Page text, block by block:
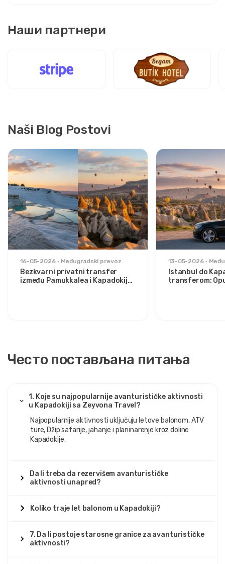
Наши партнери
Naši Blog Postovi
16-05-2026 Međugradski prevoz
Bezkvarni privatni transfer
između Pamukkalea i Kapadokije:
13-05-2026
Istanbul do
transferom:
Често постављана питања
1. Koje su najpopularnije avanturističke aktivnosti
u Kapadokiji sa Zeyvona Travel?
Najpopularnije aktivnosti uključuju letove balonom, ATV
ture, Džip safarije, jahanje i planinarenje kroz doline
Kapadokije.
Da li treba da rezervišem avanturističke
aktivnosti unapred?
Koliko traje let balonom u Kapadokiji?
7. Da li postoje starosne granice za avanturističke
aktivnosti?